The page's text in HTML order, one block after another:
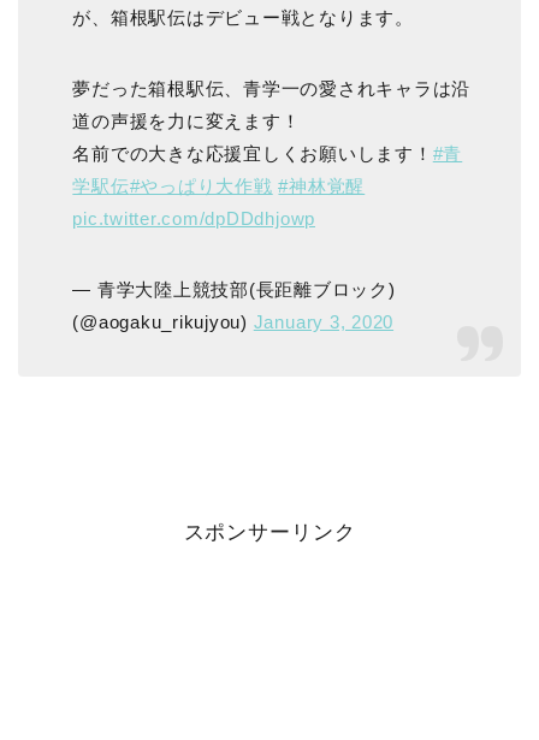
が、箱根駅伝はデビュー戦となります。
夢だった箱根駅伝、青学一の愛されキャラは沿
道の声援を力に変えます！
名前での大きな応援宜しくお願いします！ #青
学駅伝#やっぱり大作戦 #神林覚醒
pic.twitter.com/dpDDdhjowp
— 青学大陸上競技部(長距離ブロック)
(@aogaku_rikujyou) January 3, 2020
スポンサーリンク